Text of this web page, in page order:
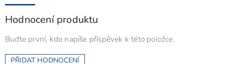
Hodnocení produktu
Buďte první, kdo napíše příspěvek k této položce.
PŘIDAT HODNOCENÍ